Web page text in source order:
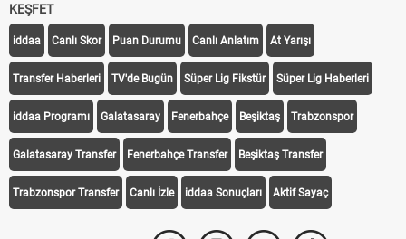
KEŞFET
iddaa Canlı Skor Puan Durumu Canlı Anlatım At Yarışı
Transfer Haberleri TV'de Bugün Süper Lig Fikstür Süper Lig Haberleri
iddaa Programı Galatasaray Fenerbahçe Beşiktaş Trabzonspor
Galatasaray Transfer Fenerbahçe Transfer Beşiktaş Transfer
Trabzonspor Transfer Canlı İzle iddaa Sonuçları Aktif Sayaç